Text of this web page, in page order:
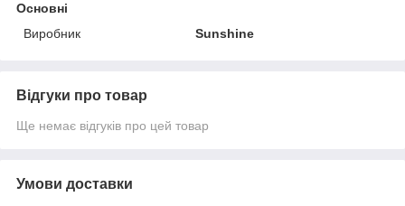
Основні
Виробник
Sunshine
Відгуки про товар
Ще немає відгуків про цей товар
Умови доставки